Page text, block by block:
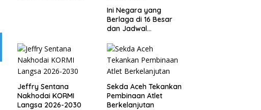
Ini Negara yang
Berlaga di 16 Besar
dan Jadwal
Perdelapan final Piala
Dunia 2026
Jeffry Sentana
Nakhodai KORMI
Langsa 2026-2030
Sekda Aceh Tekankan
Pembinaan Atlet
Berkelanjutan